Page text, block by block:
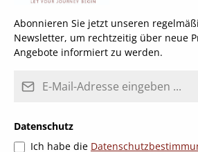
Abonnieren Sie jetzt unseren
Newsletter, um rechtzeitig über neue
Angebote informiert zu werden.
Datenschutz
Ich habe die